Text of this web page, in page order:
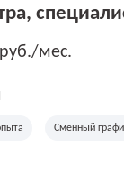
мес.
Сменный